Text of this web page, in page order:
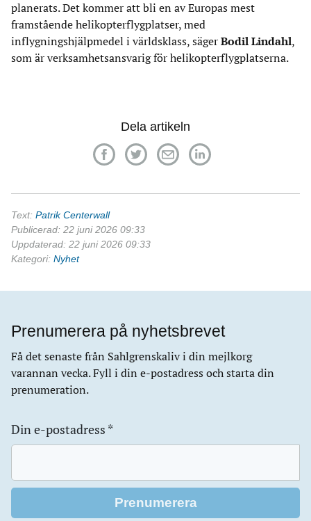
planerats. Det kommer att bli en av Europas mest
framstående helikopterflygplatser, med
inflygningshjälpmedel i världsklass, säger Bodil Lindahl,
som är verksamhetsansvarig för helikopterflygplatserna.
Dela artikeln
Text: Patrik Centerwall
Publicerad: 22 juni 2026 09:33
Uppdaterad: 22 juni 2026 09:33
Kategori: Nyhet
Prenumerera på nyhetsbrevet
Få det senaste från Sahlgrenskaliv i din mejlkorg
varannan vecka. Fyll i din e-postadress och starta din
prenumeration.
Din e-postadress *